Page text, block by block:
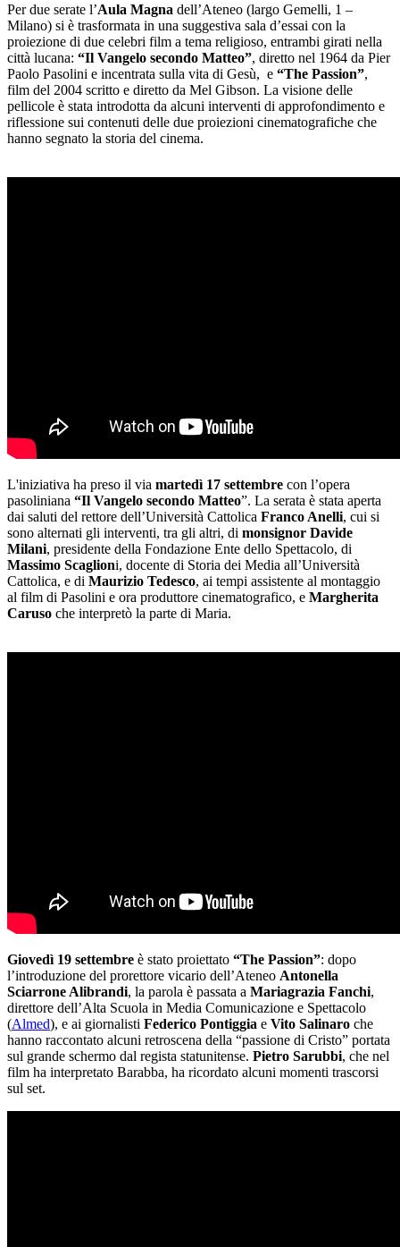
Per due serate l’Aula Magna dell’Ateneo (largo Gemelli, 1 –
Milano) si è trasformata in una suggestiva sala d’essai con la
proiezione di due celebri film a tema religioso, entrambi girati nella
città lucana: “Il Vangelo secondo Matteo”, diretto nel 1964 da Pier
Paolo Pasolini e incentrata sulla vita di Gesù, e “The Passion”,
film del 2004 scritto e diretto da Mel Gibson. La visione delle
pellicole è stata introdotta da alcuni interventi di approfondimento e
riflessione sui contenuti delle due proiezioni cinematografiche che
hanno segnato la storia del cinema.
L'iniziativa ha preso il via martedì 17 settembre con l’opera
pasoliniana “Il Vangelo secondo Matteo”. La serata è stata aperta
dai saluti del rettore dell’Università Cattolica Franco Anelli, cui si
sono alternati gli interventi, tra gli altri, di monsignor Davide
Milani, presidente della Fondazione Ente dello Spettacolo, di
Massimo Scaglioni, docente di Storia dei Media all’Università
Cattolica, e di Maurizio Tedesco, ai tempi assistente al montaggio
al film di Pasolini e ora produttore cinematografico, e Margherita
Caruso che interpretò la parte di Maria.
Giovedì 19 settembre è stato proiettato “The Passion”: dopo
l’introduzione del prorettore vicario dell’Ateneo Antonella
Sciarrone Alibrandi, la parola è passata a Mariagrazia Fanchi,
direttore dell’Alta Scuola in Media Comunicazione e Spettacolo
(Almed), e ai giornalisti Federico Pontiggia e Vito Salinaro che
hanno raccontato alcuni retroscena della “passione di Cristo” portata
sul grande schermo dal regista statunitense. Pietro Sarubbi, che nel
film ha interpretato Barabba, ha ricordato alcuni momenti trascorsi
sul set.